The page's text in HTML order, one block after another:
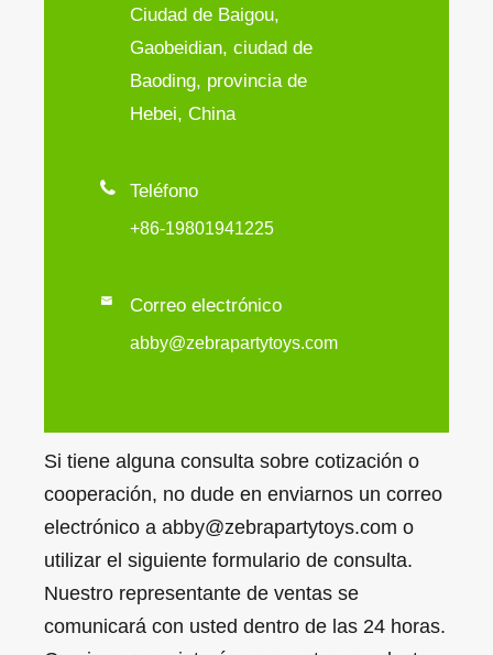
Ciudad de Baigou,
Gaobeidian, ciudad de
Baoding, provincia de
Hebei, China
 Teléfono
+86-19801941225
 Correo electrónico
abby@zebrapartytoys.com
Si tiene alguna consulta sobre cotización o
cooperación, no dude en enviarnos un correo
electrónico a abby@zebrapartytoys.com o
utilizar el siguiente formulario de consulta.
Nuestro representante de ventas se
comunicará con usted dentro de las 24 horas.